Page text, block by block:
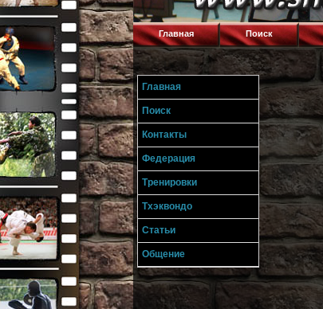
Главная Поиск
Главная
Поиск
Контакты
Федерация
Тренировки
Тхэквондо
Статьи
Общение